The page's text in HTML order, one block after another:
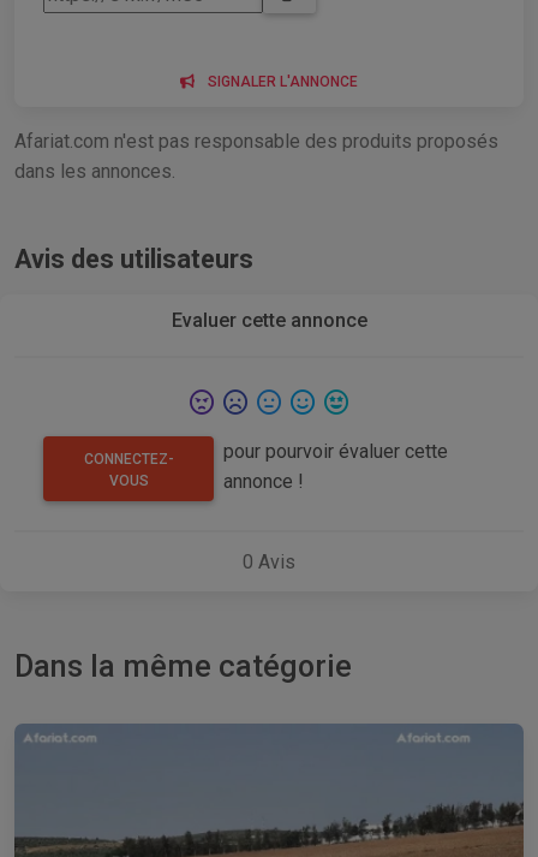
SIGNALER L'ANNONCE
Afariat.com n'est pas responsable des produits proposés
dans les annonces.
Avis des utilisateurs
Evaluer cette annonce
CONNECTEZ-
VOUS
pour pourvoir évaluer cette
annonce !
0 Avis
Dans la même catégorie